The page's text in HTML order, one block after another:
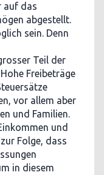
auf das
abgestellt.
sein. Denn
Teil der
Freibeträge
vor allem aber
und Familien.
und
Folge, dass
in diesem